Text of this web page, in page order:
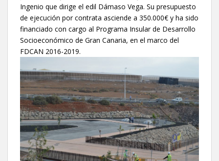
Ingenio que dirige el edil Dámaso Vega. Su presupuesto
de ejecución por contrata asciende a 350.000€ y ha sido
financiado con cargo al Programa Insular de Desarrollo
Socioeconómico de Gran Canaria, en el marco del
FDCAN 2016-2019.